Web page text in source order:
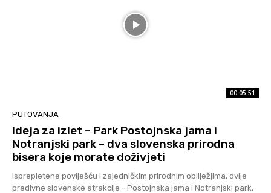
00:05:51
PUTOVANJA
Ideja za izlet – Park Postojnska jama i
Notranjski park – dva slovenska prirodna
bisera koje morate doživjeti
Isprepletene poviješću i zajedničkim prirodnim obilježjima, dvije
predivne slovenske atrakcije - Postojnska jama i Notranjski park,